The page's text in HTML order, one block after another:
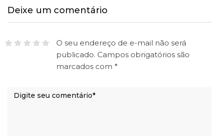
Deixe um comentário
O seu endereço de e-mail não será
publicado. Campos obrigatórios são
marcados com *